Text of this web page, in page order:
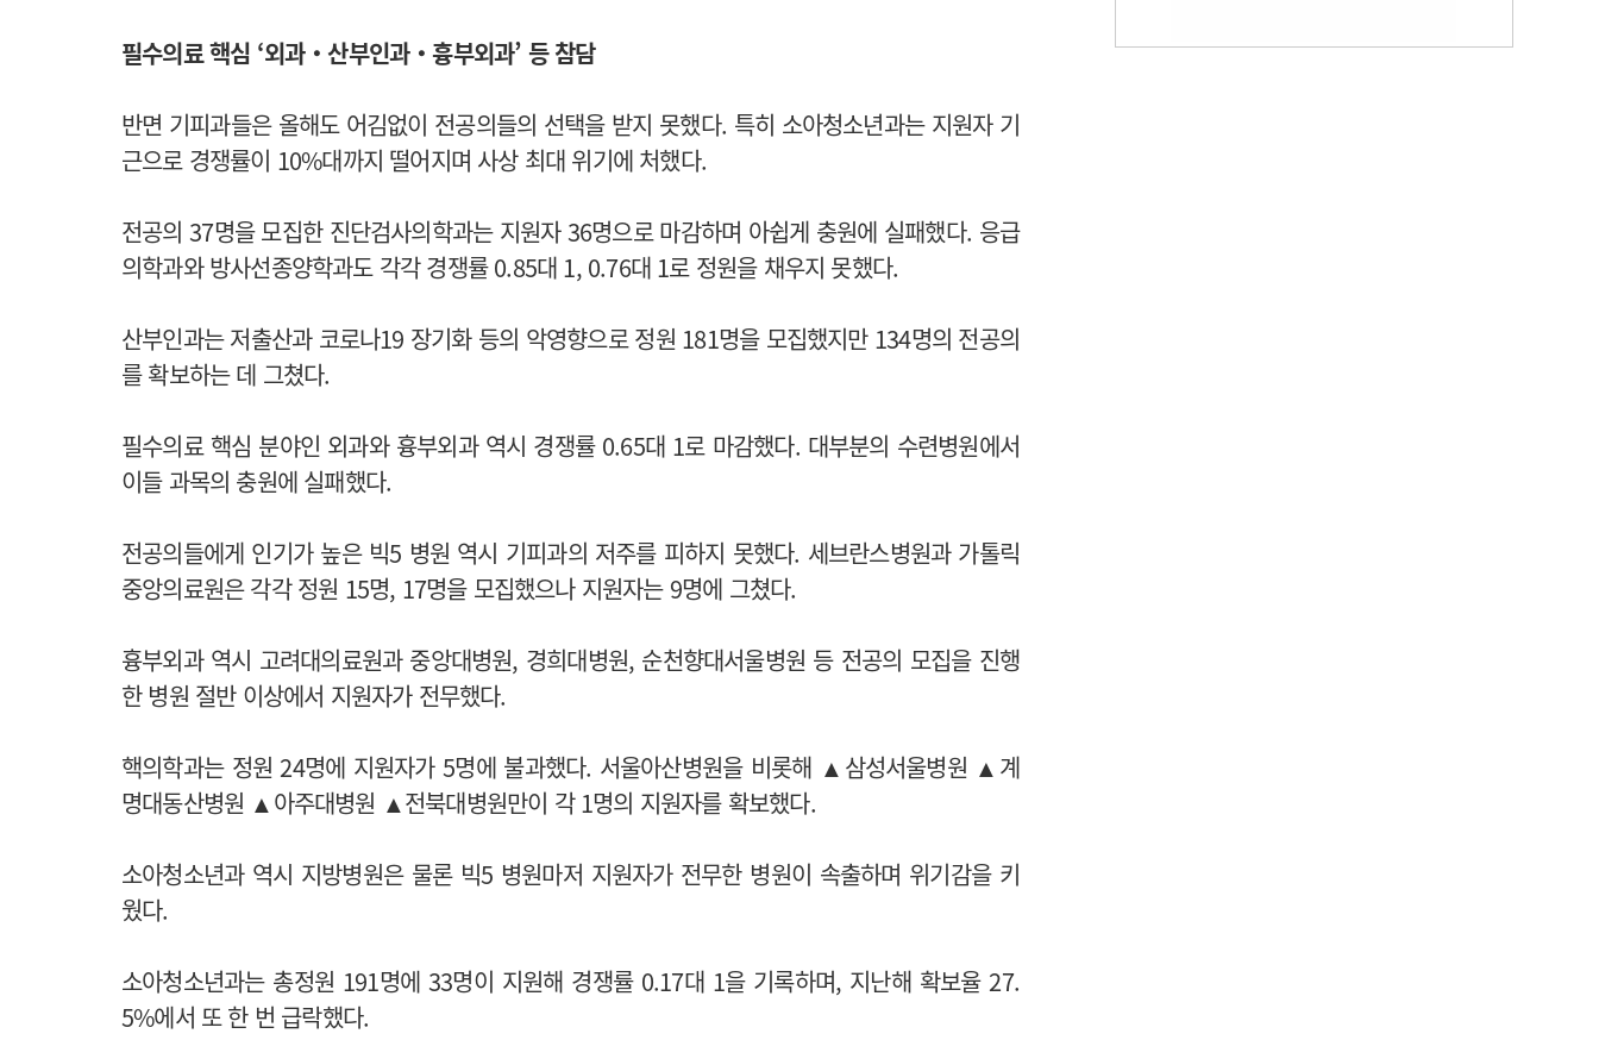
필수의료 핵심 ‘외과‧산부인과‧흉부외과’ 등 참담
반면 기피과들은 올해도 어김없이 전공의들의 선택을 받지 못했다. 특히 소아청소년과는 지원자 기
근으로 경쟁률이 10%대까지 떨어지며 사상 최대 위기에 처했다.
전공의 37명을 모집한 진단검사의학과는 지원자 36명으로 마감하며 아쉽게 충원에 실패했다. 응급
의학과와 방사선종양학과도 각각 경쟁률 0.85대 1, 0.76대 1로 정원을 채우지 못했다.
산부인과는 저출산과 코로나19 장기화 등의 악영향으로 정원 181명을 모집했지만 134명의 전공의
를 확보하는 데 그쳤다.
필수의료 핵심 분야인 외과와 흉부외과 역시 경쟁률 0.65대 1로 마감했다. 대부분의 수련병원에서
이들 과목의 충원에 실패했다.
전공의들에게 인기가 높은 빅5 병원 역시 기피과의 저주를 피하지 못했다. 세브란스병원과 가톨릭
중앙의료원은 각각 정원 15명, 17명을 모집했으나 지원자는 9명에 그쳤다.
흉부외과 역시 고려대의료원과 중앙대병원, 경희대병원, 순천향대서울병원 등 전공의 모집을 진행
한 병원 절반 이상에서 지원자가 전무했다.
핵의학과는 정원 24명에 지원자가 5명에 불과했다. 서울아산병원을 비롯해 ▲삼성서울병원 ▲계
명대동산병원 ▲아주대병원 ▲전북대병원만이 각 1명의 지원자를 확보했다.
소아청소년과 역시 지방병원은 물론 빅5 병원마저 지원자가 전무한 병원이 속출하며 위기감을 키
웠다.
소아청소년과는 총정원 191명에 33명이 지원해 경쟁률 0.17대 1을 기록하며, 지난해 확보율 27.
5%에서 또 한 번 급락했다.